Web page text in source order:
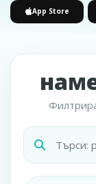
App Store